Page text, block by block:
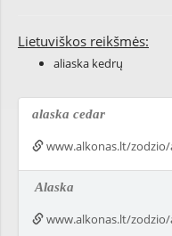
Lietuviškos reikšmės:
aliaska kedrų
alaska cedar
www.alkonas.lt/
Alaska
www.alkonas.lt/